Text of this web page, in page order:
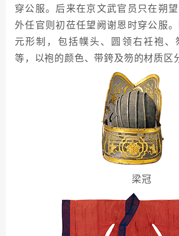
穿公服。后来在京文武官员只在朔望
外任官则初莅任望阙谢恩时穿公服
元形制，包括幞头、圆领右衽袍、
等，以袍的颜色、带銙及笏的材质区
梁冠